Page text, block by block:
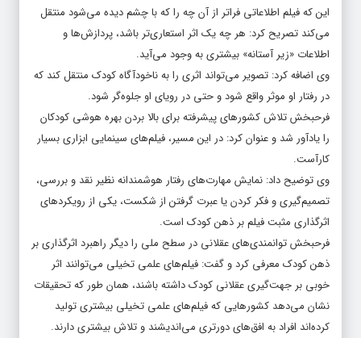
این که فیلم اطلاعاتی فراتر از آن چه را که با چشم دیده می‌شود منتقل
می‌کند تصریح کرد: هر چه یک اثر استعاری‌تر باشد، پردازش‌ها و
اطلاعات «زیر آستانه» بیشتری به وجود می‌آید.
وی اضافه کرد: تصویر می‌تواند اثری را به ناخودآگاه کودک منتقل کند که
در رفتار او موثر واقع شود و حتی در رویای او جلوه‌گر شود.
فرحبخش تلاش کشورهای پیشرفته برای بالا بردن بهره هوشی کودکان
را یادآور شد و عنوان کرد: در این مسیر، فیلم‌های سینمایی ابزاری بسیار
کارآست.
وی توضیح داد: نمایش مهارت‌های رفتار هوشمندانه نظیر نقد و بررسی،
تصمیم‌گیری و فکر کردن یا عبرت گرفتن از شکست، یکی از رویکردهای
اثرگذاری مثبت فیلم بر ذهن کودک است.
فرحبخش توانمندی‌های عقلانی در سطح ملی را دیگر راهبرد اثرگذاری بر
ذهن کودک معرفی کرد و گفت: فیلم‌های علمی تخیلی می‌توانند اثر
خوبی بر جهت‌گیری عقلانی کودک داشته باشند، همان طور که تحقیقات
نشان می‌دهد کشورهایی که فیلم‌های علمی تخیلی بیشتری تولید
کرده‌اند افراد به افق‌های دورتری می‌اندیشند و تلاش بیشتری دارند.